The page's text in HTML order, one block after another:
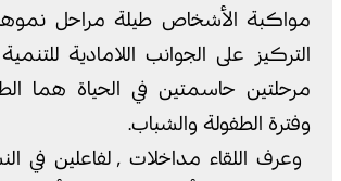
مواكبة الأشخاص طيلة مراحل
التركيز على الجوانب اللامادية
مرحلتين حاسمتين في الحياة هما
وفترة الطفولة والشباب.
وعرف اللقاء مداخلات ٬